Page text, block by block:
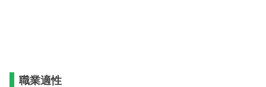
職業適性